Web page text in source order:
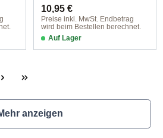
Regulärer Preis:
10,95 €
Preise inkl. MwSt. Endbetrag
wird beim Bestellen berechnet.
Auf Lager
Farbe 004 klassisches camel
anzeigen